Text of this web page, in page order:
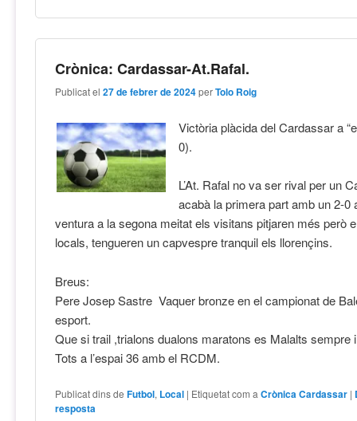
Crònica: Cardassar-At.Rafal.
Publicat el27 de febrer de 2024 perTolo Roig
Victòria plàcida del Cardassar a
0).
L’At. Rafal no va ser rival per un
acabà la primera part amb un 2-0
ventura a la segona meitat els visitans pitjaren més però
locals, tengueren un capvespre tranquil els llorençins.
Breus:
Pere Josep Sastre Vaquer bronze en el campionat de
esport.
Que si trail ,trialons dualons maratons es Malalts sempre
Tots a l’espai 36 amb el RCDM.
Publicat dins de Futbol, Local | Etiquetat com a Crònica Cardassar |
resposta